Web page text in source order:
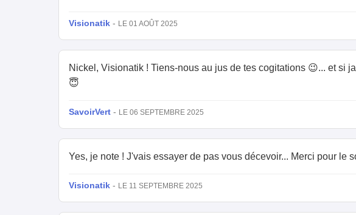
Visionatik - LE 01 AOÛT 2025
Nickel, Visionatik ! Tiens-nous au jus de tes cogitations 😉... et si
😇
SavoirVert - LE 06 SEPTEMBRE 2025
Yes, je note ! J'vais essayer de pas vous décevoir... Merci pour le
Visionatik - LE 11 SEPTEMBRE 2025